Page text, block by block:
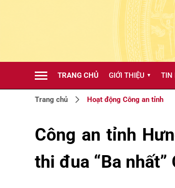
TRANG CHỦ GIỚI THIỆU ▼ TIN
Trang chủ Hoạt động Công an tỉnh
Công an tỉnh
thi đua “Ba